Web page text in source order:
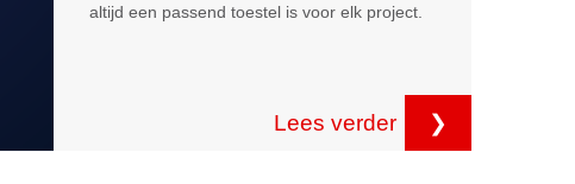
altijd een passend toestel is voor elk project.
Lees verder ❯